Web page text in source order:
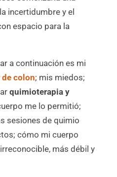
incertidumbre y el
espacio para la
a continuación es mi
de colon; mis miedos;
quimioterapia y
me lo permitió;
sesiones de quimio
cómo mi cuerpo
más débil y